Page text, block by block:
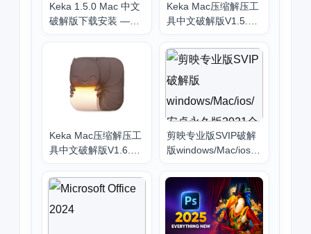
Keka 1.5.0 Mac 中文
破解版下载安装 ——
Keka Mac压缩解压工
具中文破解版V1.5.2
Keka Mac压缩解压工
具中文破解版V1.6.0
剪映专业版SVIP破解
版windows/Mac/ios/
台下载安装教程